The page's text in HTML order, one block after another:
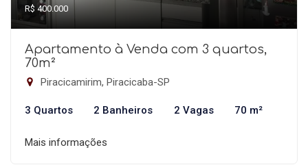
R$ 400.000
Apartamento à Venda com 3 quartos,
70m²
Piracicamirim, Piracicaba-SP
3 Quartos 2 Banheiros 2 Vagas 70 m²
Mais informações